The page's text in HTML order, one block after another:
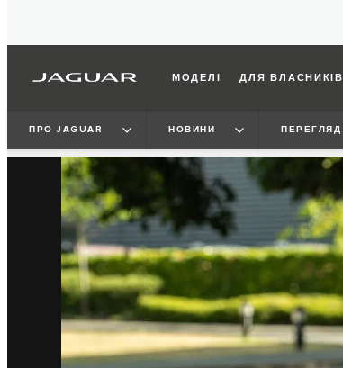
МОДЕЛІ ДЛЯ ВЛАСНИКІВ
ПРО JAGUAR НОВИНИ ПЕРЕГЛЯД